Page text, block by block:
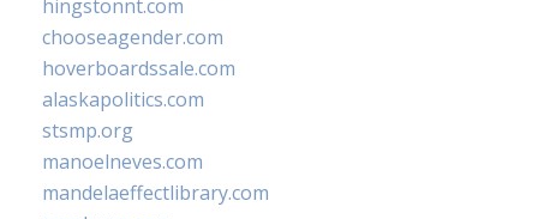
hingstonnt.com
chooseagender.com
hoverboardssale.com
alaskapolitics.com
stsmp.org
manoelneves.com
mandelaeffectlibrary.com